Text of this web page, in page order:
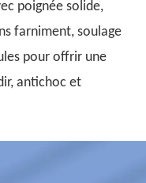
poignée solide,
farniment, soulage
pour offrir une
antichoc et